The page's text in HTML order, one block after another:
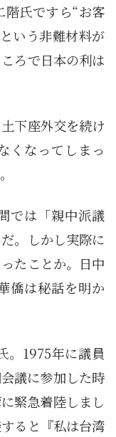
階氏ですら“お客
いう非難材料が
ろで日本の利は
下座外交を続け
くなってしまっ
では「親中派議
。しかし実際に
たことか。日中
僑は秘話を明か
。1975年に議員
議に参加した時
緊急着陸しまし
ると『私は台湾